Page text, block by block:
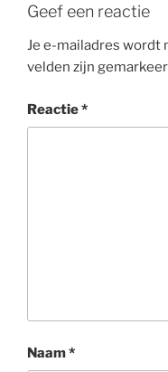
Geef een reactie
Je e-mailadres wordt
velden zijn
Reactie*
Naam*